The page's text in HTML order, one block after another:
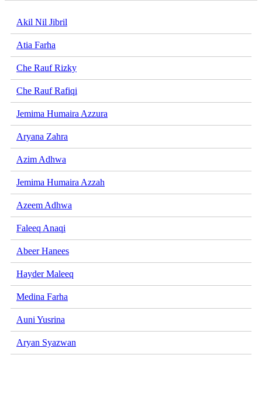
Akil Nil Jibril
Atia Farha
Che Rauf Rizky
Che Rauf Rafiqi
Jemima Humaira Azzura
Aryana Zahra
Azim Adhwa
Jemima Humaira Azzah
Azeem Adhwa
Faleeq Anaqi
Abeer Hanees
Hayder Maleeq
Medina Farha
Auni Yusrina
Aryan Syazwan